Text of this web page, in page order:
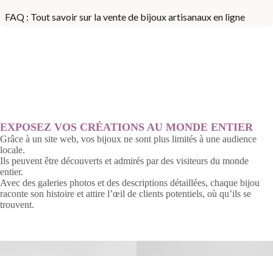
FAQ : Tout savoir sur la vente de bijoux artisanaux en ligne
EXPOSEZ VOS CRÉATIONS AU MONDE ENTIER
Grâce à un site web, vos bijoux ne sont plus limités à une audience
locale.
Ils peuvent être découverts et admirés par des visiteurs du monde
entier.
Avec des galeries photos et des descriptions détaillées, chaque bijou
raconte son histoire et attire l’œil de clients potentiels, où qu’ils se
trouvent.